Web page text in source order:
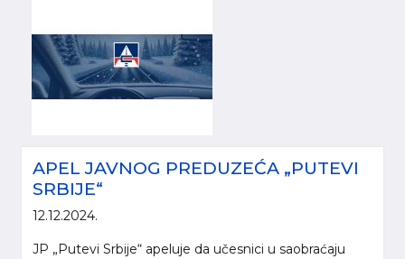
APEL JAVNOG PREDUZEĆA „PUTEVI
SRBIJE“
12.12.2024.
JP „Putevi Srbije“ apeluje da učesnici u saobraćaju